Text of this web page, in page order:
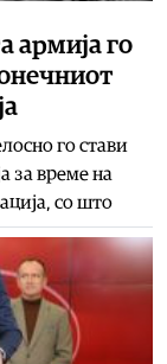
армија го
го стави
за време на
со што